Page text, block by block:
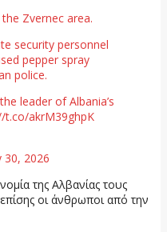
Zvernec area.
security personnel
pepper spray
police.
leader of Albania’s
t.co/akrM39ghpK
30, 2026
της Αλβανίας τους
οι άνθρωποι από την